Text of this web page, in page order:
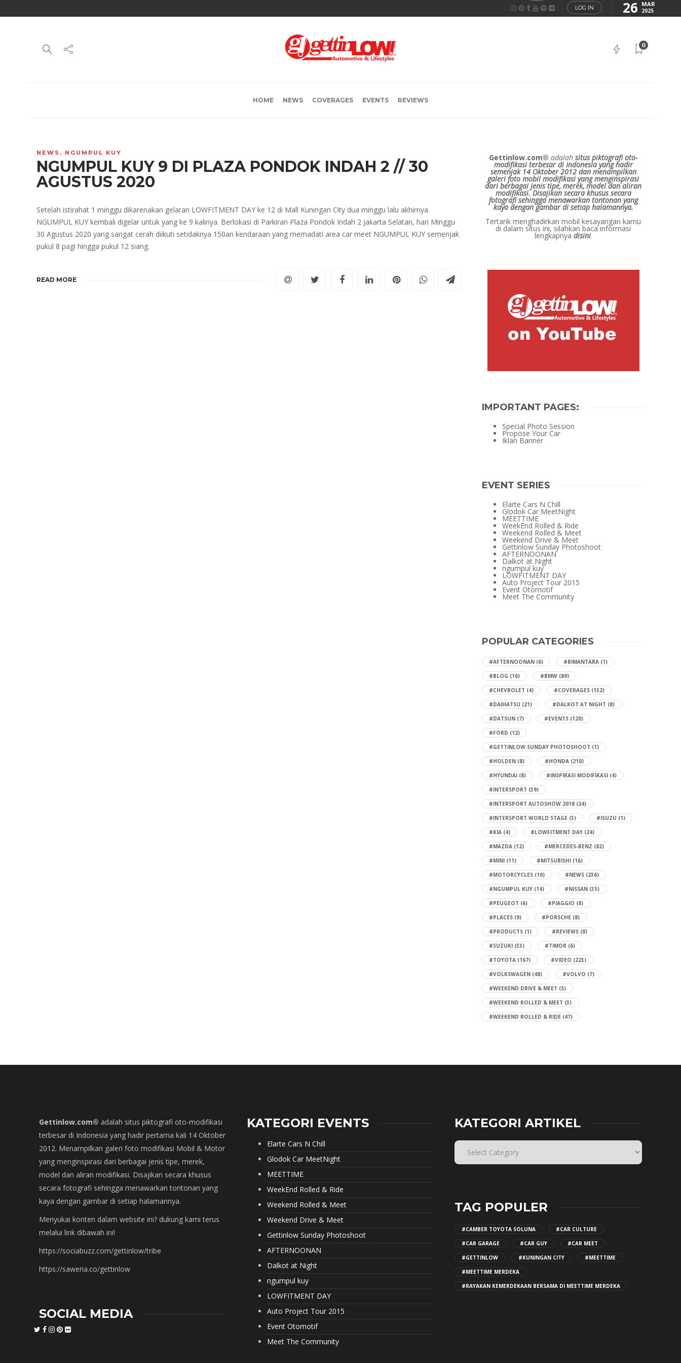
LOG IN 26 MAR
2025
0
HOME NEWS COVERAGES EVENTS REVIEWS
NEWS , NGUMPUL KUY
NGUMPUL KUY 9 DI PLAZA PONDOK INDAH 2 // 30
AGUSTUS 2020
Setelah istirahat 1 minggu dikarenakan gelaran LOWFITMENT DAY ke 12 di Mall Kuningan City dua minggu lalu akhirnya
NGUMPUL KUY kembali digelar untuk yang ke 9 kalinya. Berlokasi di Parkiran Plaza Pondok Indah 2 Jakarta Selatan, hari Minggu
30 Agustus 2020 yang sangat cerah diikuti setidaknya 150an kendaraan yang memadati area car meet NGUMPUL KUY semenjak
pukul 8 pagi hingga pukul 12 siang.
READ MORE
Gettinlow.com® adalahsitus piktografi oto-
modifikasi terbesar di Indonesia yang hadir
semenjak 14 Oktober 2012 dan menampilkan
galeri foto mobil modifikasi yang menginspirasi
dari berbagai jenis tipe, merek, model dan aliran
modifikasi. Disajikan secara khusus secara
fotografi sehingga menawarkan tontonan yang
kaya dengan gambar di setiap halamannya.
Tertarik menghadirkan mobil kesayangan kamu
di dalam situs ini, silahkan baca informasi
lengkapnya disini.
IMPORTANT PAGES:
Special Photo Session
Propose Your Car
Iklan Banner
EVENT SERIES
Elarte Cars N Chill
Glodok Car MeetNight
MEETTIME
WeekEnd Rolled & Ride
Weekend Rolled & Meet
Weekend Drive & Meet
Gettinlow Sunday Photoshoot
AFTERNOONAN
Dalkot at Night
ngumpul kuy
LOWFITMENT DAY
Auto Project Tour 2015
Event Otomotif
Meet The Community
POPULAR CATEGORIES
#AFTERNOONAN (6) #BIMANTARA (1)
#BLOG (16) #BMW (89)
#CHEVROLET (4) #COVERAGES (132)
#DAIHATSU (21) #DALKOT AT NIGHT (8)
#DATSUN (7) #EVENTS (120)
#FORD (12)
#GETTINLOW SUNDAY PHOTOSHOOT (1)
#HOLDEN (8) #HONDA (210)
#HYUNDAI (8) #INSPIRASI MODIFIKASI (4)
#INTERSPORT (39)
#INTERSPORT AUTOSHOW 2018 (24)
#INTERSPORT WORLD STAGE (3) #ISUZU (1)
#KIA (4) #LOWFITMENT DAY (24)
#MAZDA (12) #MERCEDES-BENZ (82)
#MINI (11) #MITSUBISHI (16)
#MOTORCYCLES (10) #NEWS (236)
#NGUMPUL KUY (14) #NISSAN (35)
#PEUGEOT (6) #PIAGGIO (8)
#PLACES (9) #PORSCHE (8)
#PRODUCTS (1) #REVIEWS (8)
#SUZUKI (33) #TIMOR (6)
#TOYOTA (167) #VIDEO (223)
#VOLKSWAGEN (48) #VOLVO (7)
#WEEKEND DRIVE & MEET (5)
#WEEKEND ROLLED & MEET (3)
#WEEKEND ROLLED & RIDE (47)
Gettinlow.com® adalah situs piktografi oto-modifikasi
terbesar di Indonesia yang hadir pertama kali 14 Oktober
2012. Menampilkan galeri foto modifikasi Mobil & Motor
yang menginspirasi dari berbagai jenis tipe, merek,
model dan aliran modifikasi. Disajikan secara khusus
secara fotografi sehingga menawarkan tontonan yang
kaya dengan gambar di setiap halamannya.
Menyukai konten dalam website ini? dukung kami terus
melalui link dibawah ini!
https://sociabuzz.com/gettinlow/tribe
https://saweria.co/gettinlow
SOCIAL MEDIA
KATEGORI EVENTS
Elarte Cars N Chill
Glodok Car MeetNight
MEETTIME
WeekEnd Rolled & Ride
Weekend Rolled & Meet
Weekend Drive & Meet
Gettinlow Sunday Photoshoot
AFTERNOONAN
Dalkot at Night
ngumpul kuy
LOWFITMENT DAY
Auto Project Tour 2015
Event Otomotif
Meet The Community
KATEGORI ARTIKEL
TAG POPULER
#CAMBER TOYOTA SOLUNA
#CAR CULTURE
#CAR GARAGE
#CAR GUY
#CAR MEET
#GETTINLOW
#KUNINGAN CITY
#MEETTIME
#MEETTIME MERDEKA
#RAYAKAN KEMERDEKAAN BERSAMA DI MEETTIME MERDEKA